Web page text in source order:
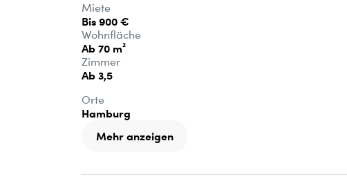
Miete
Bis 900 €
Wohnfläche
Ab 70 m²
Zimmer
Ab 3,5
Orte
Hamburg
Mehr anzeigen